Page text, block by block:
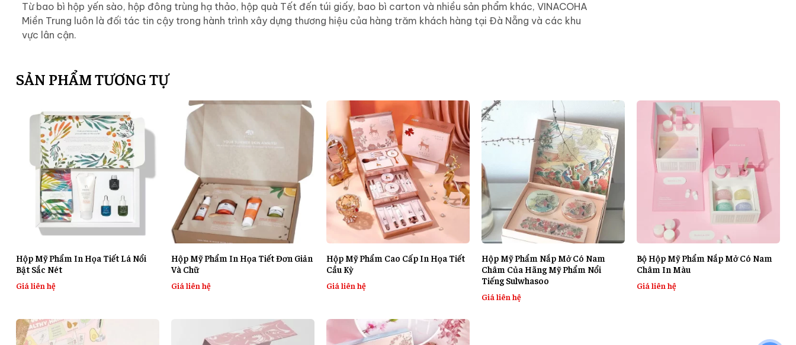
Từ bao bì hộp yến sào, hộp đông trùng hạ thảo, hộp quà Tết đến túi giấy, bao bì carton và nhiều sản phẩm khác, VINACOHA
Miền Trung luôn là đối tác tin cậy trong hành trình xây dựng thương hiệu của hàng trăm khách hàng tại Đà Nẵng và các khu
vực lân cận.
SẢN PHẨM TƯƠNG TỰ
Hộp Mỹ Phẩm In Họa Tiết Lá Nổi
Bật Sắc Nét
Giá liên hệ
Hộp Mỹ Phẩm In Họa Tiết Đơn Giản
Và Chữ
Giá liên hệ
Hộp Mỹ Phẩm Cao Cấp In Họa Tiết
Cầu Kỳ
Giá liên hệ
Hộp Mỹ Phẩm Nắp Mở Có Nam
Châm Của Hãng Mỹ Phẩm Nổi
Tiếng Sulwhasoo
Giá liên hệ
Bộ Hộp Mỹ Phẩm Nắp Mở Có Nam
Châm In Màu
Giá liên hệ